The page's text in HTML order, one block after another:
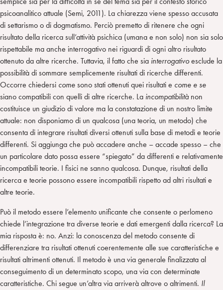
psicoanalitico attuale (Semi, 2011). La chiarezza viene spesso accusata
di settarismo o di dogmatismo. Perciò premetto di ritenere che ogni
risultato della ricerca sull’attività psichica (umana e non solo) non sia solo
rispettabile ma anche interrogativo nei riguardi di ogni altro risultato
ottenuto da altre ricerche. Tuttavia, il fatto che sia interrogativoesclude la
possibilità di sommare semplicemente risultati di ricerche differenti.
Occorre chiedersi come sono stati ottenuti quei risultati e come e se
siano compatibili con quelli di altre ricerche. La incompatibilitànon
costituisce un giudizio di valore ma la constatazione di un nostro limite
attuale: non disponiamo di un qualcosa (una teoria, un metodo) che
consenta di integrare risultati diversi ottenuti sulla base di metodi e teorie
differenti. Si aggiunga che può accadere anche – accade spesso – che
un particolare dato possa essere “spiegato” da differenti e relativamente
incompatibili teorie. I fisici ne sanno qualcosa. Dunque, risultati della
ricerca e teorie possono essere incompatibili rispetto ad altri risultati e
altre teorie.
Può il metodo essere l’elemento unificante che consente o perlomeno
chiede l’integrazione tra diverse teorie e dati emergenti dalla ricerca? La
mia risposta è: no. Anzi: la conoscenza del metodo consente di
differenziare tra risultati ottenuti coerentemente alle sue caratteristiche e
risultati altrimenti ottenuti. Il metodo è una via generale finalizzata al
conseguimento di un determinato scopo, una via con determinate
caratteristiche. Chi segue un’altra via arriverà altrove o altrimenti. Il